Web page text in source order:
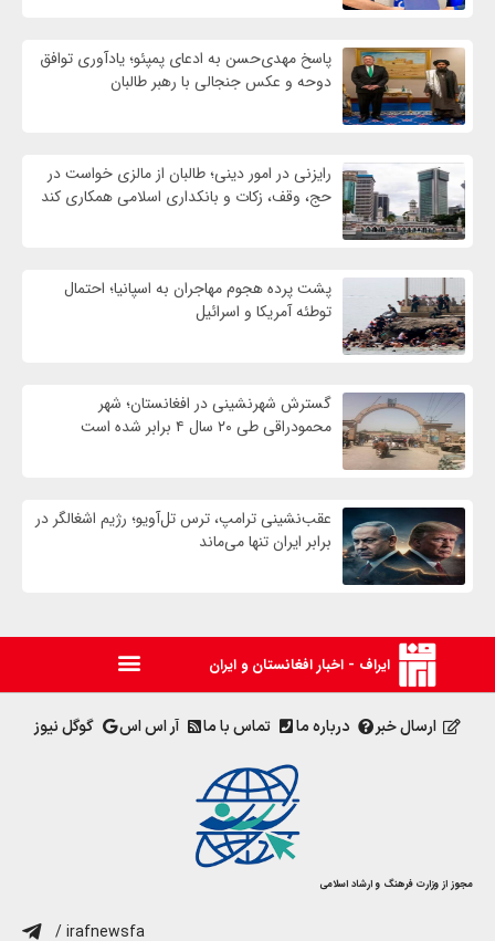
پاسخ مهدی‌حسن به ادعای پمپئو؛ یادآوری توافق
دوحه و عکس جنجالی با رهبر طالبان
رایزنی در امور دینی؛ طالبان از مالزی خواست در
حج، وقف، زکات و بانکداری اسلامی همکاری کند
پشت پرده هجوم مهاجران به اسپانیا؛ احتمال
توطئه آمریکا و اسرائیل
گسترش شهرنشینی در افغانستان؛ شهر
محمودراقی طی ۲۰ سال ۴ برابر شده است
عقب‌نشینی ترامپ، ترس تل‌آویو؛ رژیم اشغالگر در
برابر ایران تنها می‌ماند
ایراف - اخبار افغانستان و ایران
ارسال خبر درباره ما تماس با ما آر اس اس گوگل نیوز
مجوز از وزارت فرهنگ و ارشاد اسلامی
/ irafnewsfa